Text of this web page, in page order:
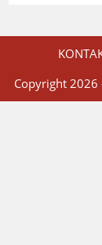
Copyright 2026